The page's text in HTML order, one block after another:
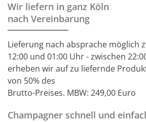
Wir liefern in ganz Köln
nach Vereinbarung
Lieferung nach absprache möglich
12:00 und 01:00 Uhr - zwischen
erheben wir auf zu liefernde
von 50% des
Brutto-Preises. MBW: 249,00 Euro
Champagner schnell und